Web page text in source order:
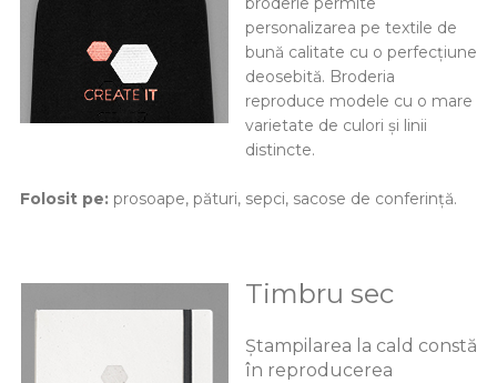
personalizarea pe textile de
bună calitate cu o perfecțiune
deosebită. Broderia
reproduce modele cu o mare
varietate de culori și linii
distincte.
Folosit pe:prosoape, pături, sepci, sacose de conferință.
Timbru sec
Ștampilarea la cald constă
în reproducerea